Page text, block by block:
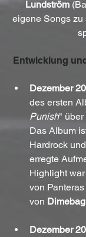
Lundström
eigene Songs zu
Entwicklung
Dezember
des ersten
Punish" über
Das Album
Hardrock
erregte
Highlight
von Panteras
von
Dezember